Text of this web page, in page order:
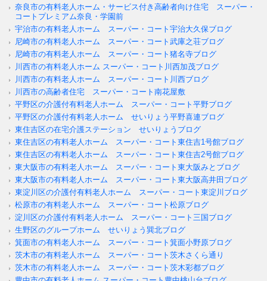
奈良市の有料老人ホーム・サービス付き高齢者向け住宅 スーパー・
コートプレミアム奈良・学園前
宇治市の有料老人ホーム スーパー・コート宇治大久保ブログ
尼崎市の有料老人ホーム スーパー・コート武庫之荘ブログ
尼崎市の有料老人ホーム スーパー・コート猪名寺ブログ
川西市の有料老人ホーム スーパー・コート川西加茂ブログ
川西市の有料老人ホーム スーパー・コート川西ブログ
川西市の高齢者住宅 スーパー・コート南花屋敷
平野区の介護付有料老人ホーム スーパー・コート平野ブログ
平野区の介護付有料老人ホーム せいりょう平野喜連ブログ
東住吉区の在宅介護ステーション せいりょうブログ
東住吉区の有料老人ホーム スーパー・コート東住吉1号館ブログ
東住吉区の有料老人ホーム スーパー・コート東住吉2号館ブログ
東大阪市の有料老人ホーム スーパー・コート東大阪みとブログ
東大阪市の有料老人ホーム スーパー・コート東大阪高井田ブログ
東淀川区の介護付有料老人ホーム スーパー・コート東淀川ブログ
松原市の有料老人ホーム スーパー・コート松原ブログ
淀川区の介護付有料老人ホーム スーパー・コート三国ブログ
生野区のグループホーム せいりょう巽北ブログ
箕面市の有料老人ホーム スーパー・コート箕面小野原ブログ
茨木市の有料老人ホーム スーパー・コート茨木さくら通り
茨木市の有料老人ホーム スーパー・コート茨木彩都ブログ